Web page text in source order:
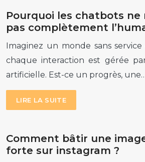
Pourquoi les chatbots
pas complètement
Imaginez un monde sans
chaque interaction est gérée
artificielle. Est-ce un progrès,
LIRE LA SUITE
Comment bâtir une
forte sur instagram ?